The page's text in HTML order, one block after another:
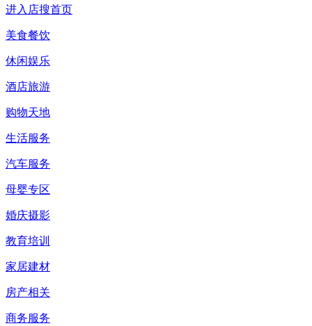
进入店搜首页
美食餐饮
休闲娱乐
酒店旅游
购物天地
生活服务
汽车服务
母婴专区
婚庆摄影
教育培训
家居建材
房产相关
商务服务